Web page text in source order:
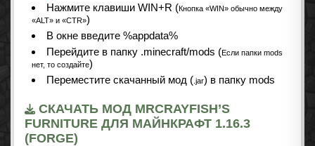
Нажмите клавиши WIN+R (Кнопка «WIN» обычно между
«ALT» и «CTR»)
В окне введите %appdata%
Перейдите в папку .minecraft/mods (Если папки mods
нет, то создайте)
Переместите скачанный мод ( .jar) в папку mods
СКАЧАТЬ МОД MRCRAYFISH’S
FURNITURE ДЛЯ МАЙНКРАФТ 1.16.3
(FORGE)